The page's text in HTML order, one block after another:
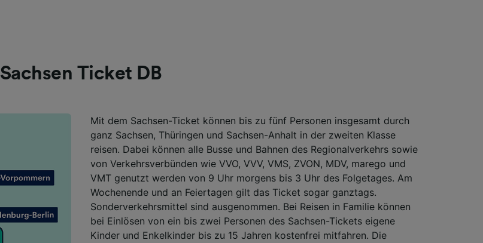
Sachsen Ticket DB
Mit dem Sachsen-Ticket können bis zu fünf Personen insgesamt durch
ganz Sachsen, Thüringen und Sachsen-Anhalt in der zweiten Klasse
reisen. Dabei können alle Busse und Bahnen des Regionalverkehrs sowie
von Verkehrsverbünden wie VVO, VVV, VMS, ZVON, MDV, marego und
VMT genutzt werden von 9 Uhr morgens bis 3 Uhr des Folgetages. Am
Wochenende und an Feiertagen gilt das Ticket sogar ganztags.
Sonderverkehrsmittel sind ausgenommen. Bei Reisen in Familie können
bei Einlösen von ein bis zwei Personen des Sachsen-Tickets eigene
Kinder und Enkelkinder bis zu 15 Jahren kostenfrei mitfahren. Die